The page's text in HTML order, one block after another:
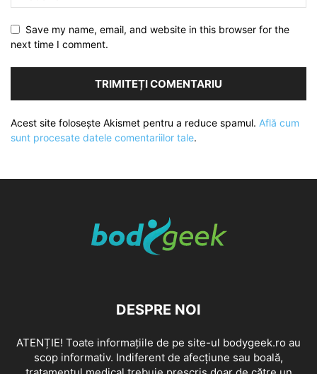
Save my name, email, and website in this browser for the
next time I comment.
Acest site folosește Akismet pentru a reduce spamul. Află cum
sunt procesate datele comentariilor tale.
DESPRE NOI
ATENȚIE! Toate informațiile de pe site-ul bodygeek.ro au
scop informativ. Indiferent de afecțiune sau boală,